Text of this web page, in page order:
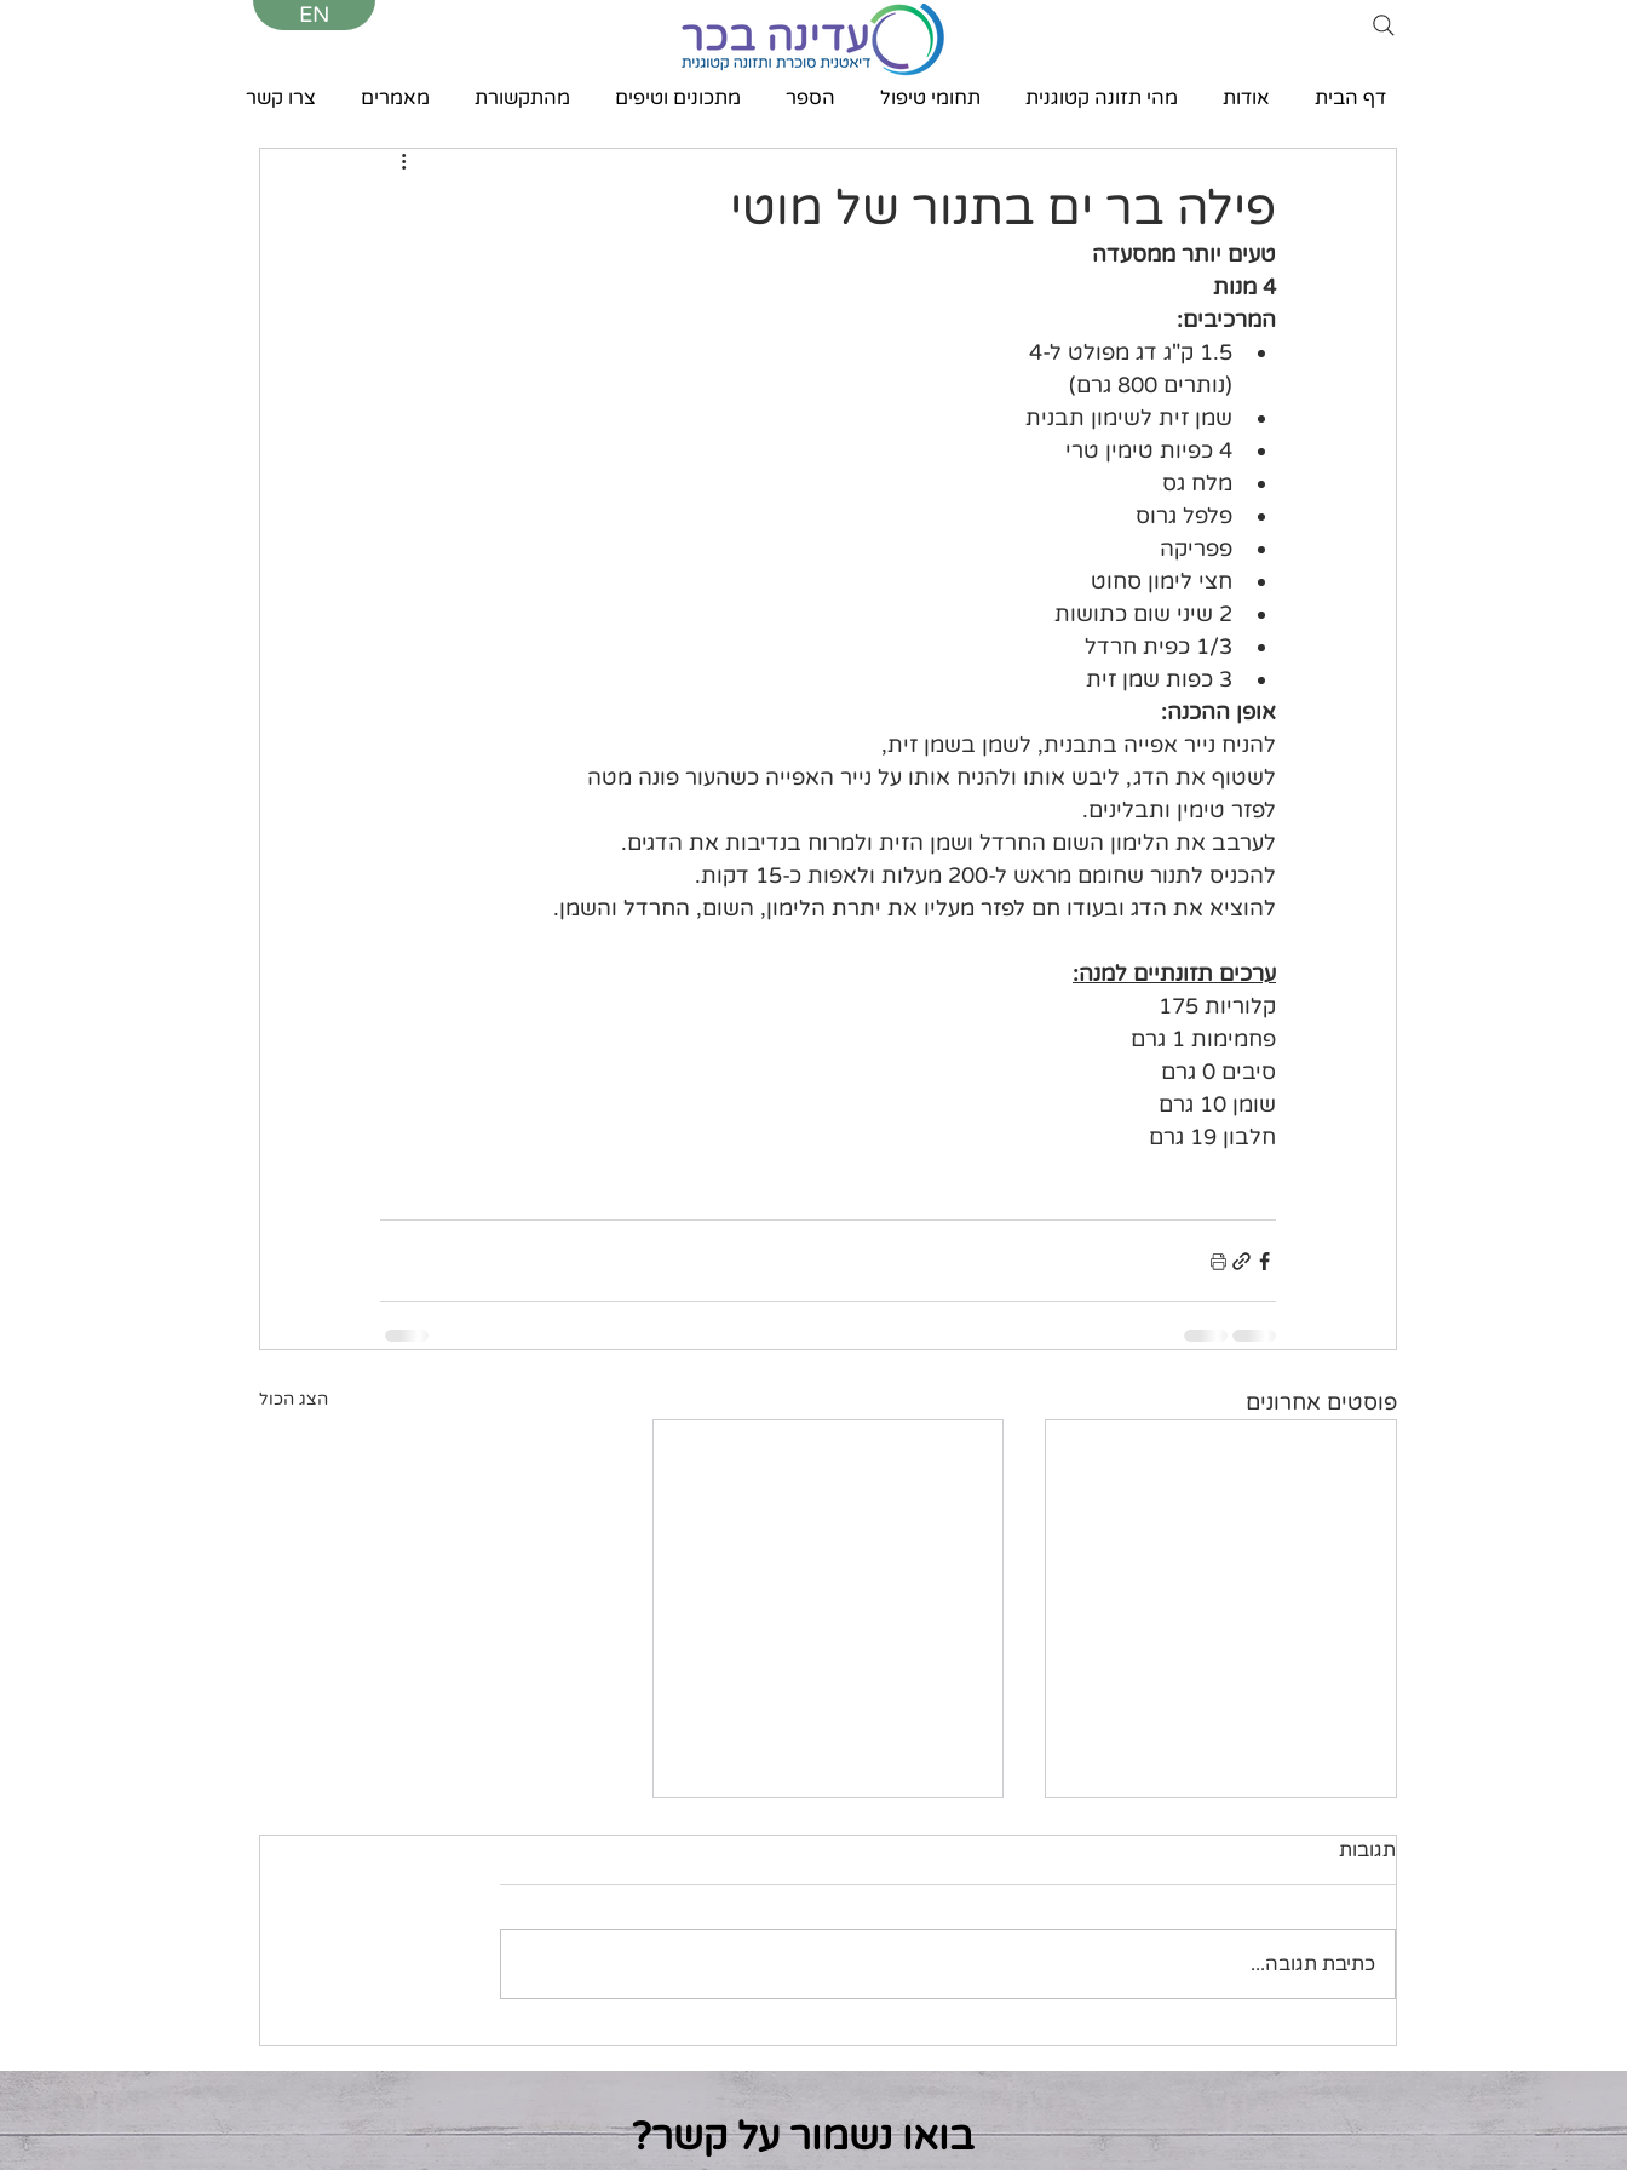
EN
דף הבית אודות מהי תזונה קטוגנית תחומי טיפול הספר מתכונים וטיפים מהתקשורת מאמרים צרו קשר
פילה בר ים בתנור של מוטי
טעים יותר ממסעדה
4 מנות
המרכיבים:
(נותרים 800 גרם)
שמן זית לשימון תבנית
4 כפיות טימין טרי
מלח גס
פלפל גרוס
פפריקה
חצי לימון סחוט
2 שיני שום כתושות
1/3 כפית חרדל
3 כפות שמן זית
אופן ההכנה:
להניח נייר אפייה בתבנית, לשמן בשמן זית,
לשטוף את הדג, ליבש אותו ולהניח אותו על נייר האפייה כשהעור פונה מטה
לפזר טימין ותבלינים.
לערבב את הלימון השום החרדל ושמן הזית ולמרוח בנדיבות את הדגים.
להכניס לתנור שחומם מראש ל-200 מעלות ולאפות כ-15 דקות.
להוציא את הדג ובעודו חם לפזר מעליו את יתרת הלימון, השום, החרדל והשמן.
ערכים תזונתיים למנה:
קלוריות 175
פחמימות 1 גרם
סיבים 0 גרם
שומן 10 גרם
חלבון 19 גרם
פוסטים אחרונים הצג הכול
טונה Melt קטוגני
תגובות
כתיבת תגובה...
בואו נשמור על קשר?